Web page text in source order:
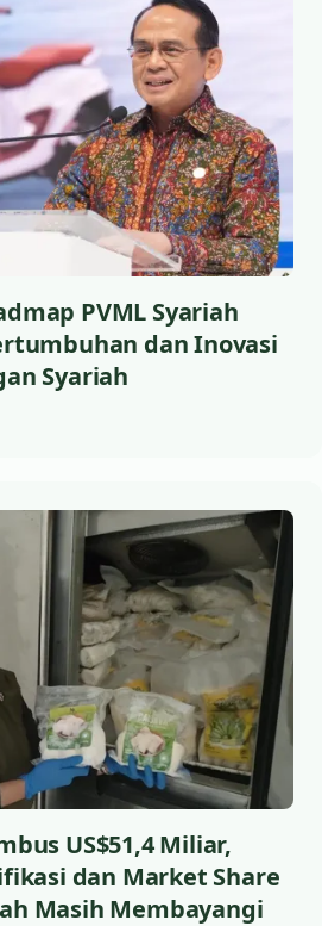
PVML Syariah
dan Inovasi
Syariah
US$51,4 Miliar,
dan Market Share
Masih Membayangi